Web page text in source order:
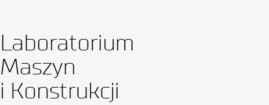
Laboratorium
Maszyn
i Konstrukcji